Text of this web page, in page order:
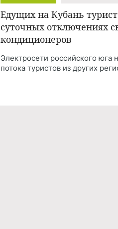
Едущих на Кубань
суточных отключениях
кондиционеров
Электросети российского юга
потока туристов из других